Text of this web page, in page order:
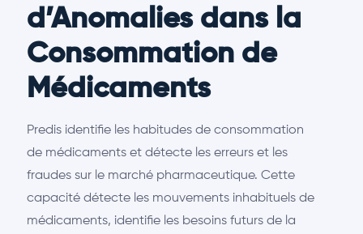
d’Anomalies dans la
Consommation de
Médicaments
Predis identifie les habitudes de consommation
de médicaments et détecte les erreurs et les
fraudes sur le marché pharmaceutique. Cette
capacité détecte les mouvements inhabituels de
médicaments, identifie les besoins futurs de la